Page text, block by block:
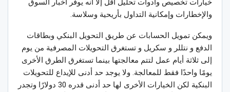
خيارات تخصيص وأدوات تحليل أقل إلا أنه يوفر أخبار السوق
والإخطارات وإمكانية التداول بأريحية وسلاسة.
ويمكن تمويل الحسابات عن طريق التحويل البنكي وبطاقات
الدفع و نتللر و سكريل و تستغرق التحويلات المصرفية من يوم
إلى ثلاثة أيام عمل لتتم معالجتها بينما تستغرق الطرق الأخرى
يومًا واحدًا فقط للمعالجة. ولا يوجد حد أدنى للإيداع للتحويلات
البنكية لكن الخيارات الأخرى لها حد أدنى قدره 30 دولارًا وتجدر